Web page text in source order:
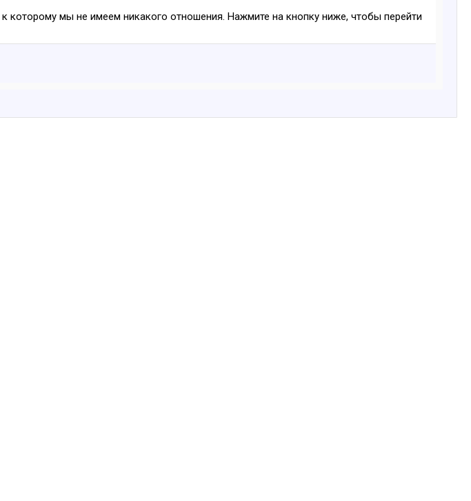
которому мы не имеем никакого отношения. Нажмите на кнопку ниже, чтобы перейти